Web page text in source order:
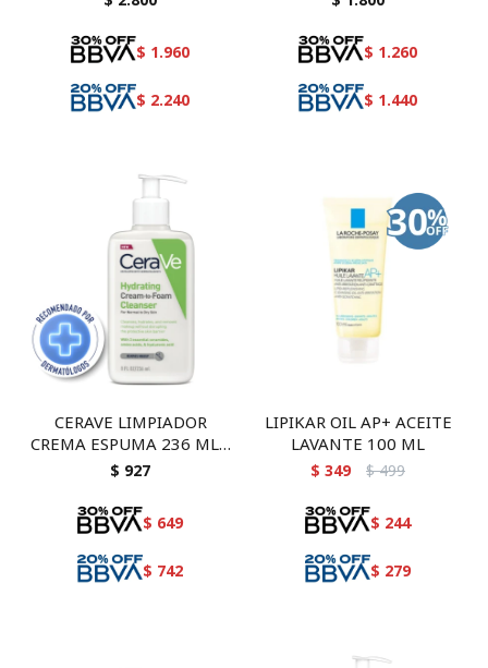
$ 1.960
$ 2.240
$ 1.260
$ 1.440
CERAVE LIMPIADOR
CREMA ESPUMA 236 ML -
Rostro y cuerpo con acido
$ 927
$ 649
$ 742
LIPIKAR OIL AP+ ACEITE
LAVANTE 100 ML
$ 349 $ 499
$ 244
$ 279